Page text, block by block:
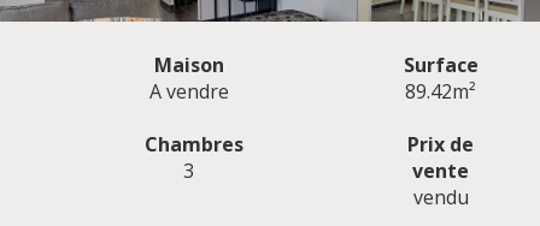
Maison
A vendre
Surface
89.42m²
Chambres
3
Prix de
vente
vendu